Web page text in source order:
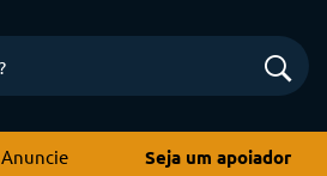
Anuncie Seja um apoiador